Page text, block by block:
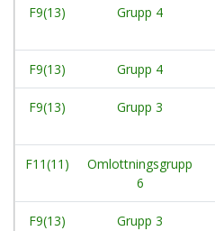
F9(13) Grupp 4
F9(13) Grupp 4
F9(13) Grupp 3
F11(11)
Omlottningsgrupp
6
F9(13) Grupp 3